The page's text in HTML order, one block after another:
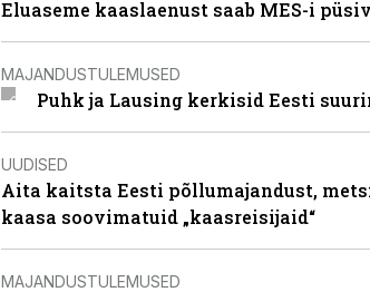
Eluaseme kaaslaenust saab MES-i
MAJANDUSTULEMUSED
Puhk ja Lausing kerkisid Eesti
UUDISED
Aita kaitsta Eesti põllumajandust,
kaasa soovimatuid „kaasreisijaid“
MAJANDUSTULEMUSED